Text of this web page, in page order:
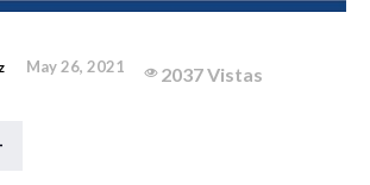
May 26, 2021 2037 Vistas